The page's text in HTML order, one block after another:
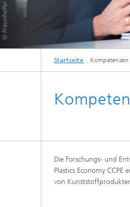
Startseite Kompetenzen
Die Forschungs- und
Plastics Economy
von